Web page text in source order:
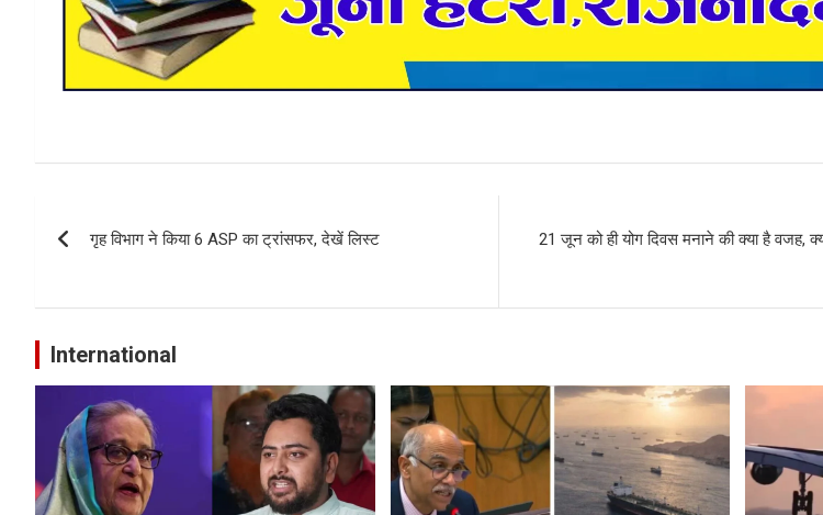
navigation
गृह विभाग ने किया 6 ASP का ट्रांसफर, देखें लिस्ट
21 जून को ही योग दिवस मनाने की क्या है वजह,
International